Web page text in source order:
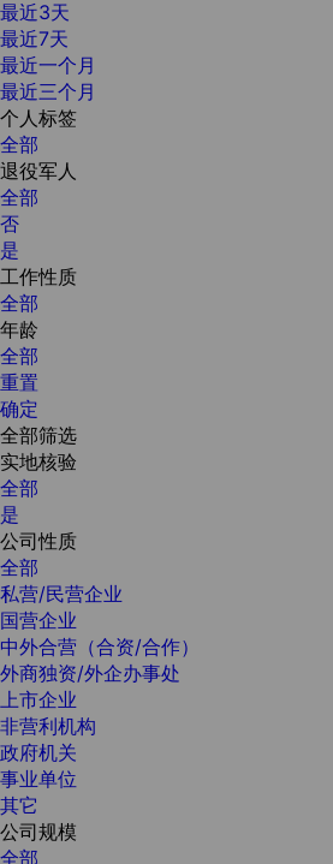
最近3天
最近7天
最近一个月
最近三个月
个人标签
全部
退役军人
全部
否
是
工作性质
全部
年龄
全部
重置
确定
全部筛选
实地核验
全部
是
公司性质
全部
私营/民营企业
国营企业
中外合营（合资/合作）
外商独资/外企办事处
上市企业
非营利机构
政府机关
事业单位
其它
公司规模
全部